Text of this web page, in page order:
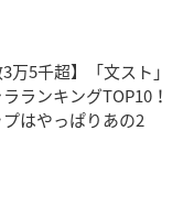
3万5千超】「文スト」
ランキングTOP10！
はやっぱりあの2